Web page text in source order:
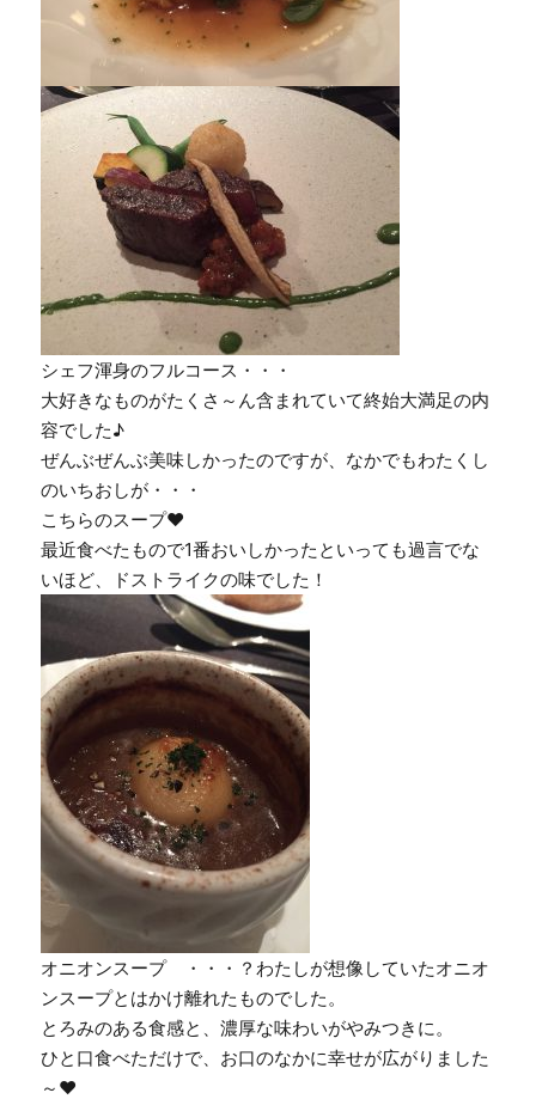
シェフ渾身のフルコース・・・
大好きなものがたくさ～ん含まれていて終始大満足の内
容でした♪
ぜんぶぜんぶ美味しかったのですが、なかでもわたくし
のいちおしが・・・
こちらのスープ♥
最近食べたもので1番おいしかったといっても過言でな
いほど、ドストライクの味でした！
オニオンスープ ・・・？わたしが想像していたオニオ
ンスープとはかけ離れたものでした。
とろみのある食感と、濃厚な味わいがやみつきに。
ひと口食べただけで、お口のなかに幸せが広がりました
～♥